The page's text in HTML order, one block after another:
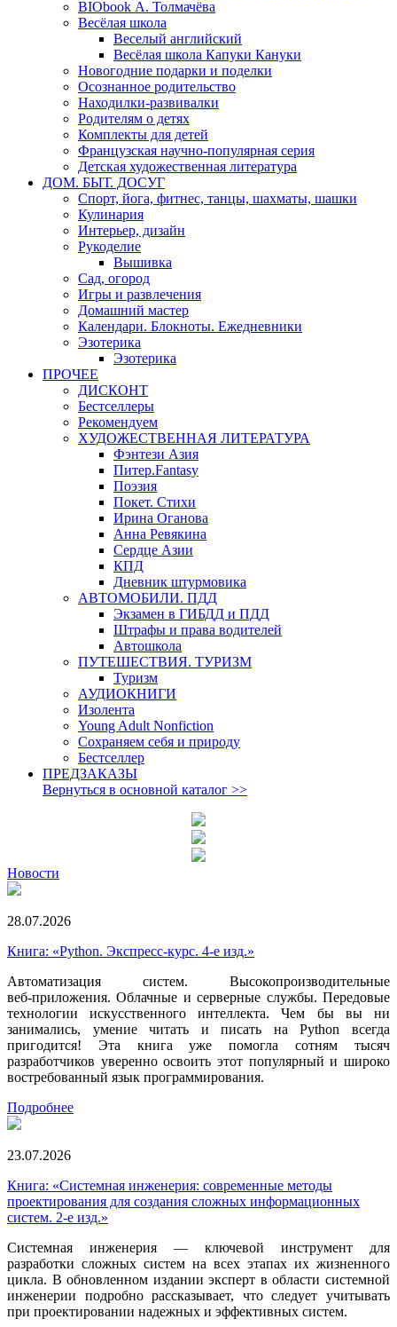
BIObook А. Толмачёва
Весёлая школа
Веселый английский
Весёлая школа Капуки Кануки
Новогодние подарки и поделки
Осознанное родительство
Находилки-развивалки
Родителям о детях
Комплекты для детей
Французская научно-популярная серия
Детская художественная литература
ДОМ. БЫТ. ДОСУГ
Спорт, йога, фитнес, танцы, шахматы, шашки
Кулинария
Интерьер, дизайн
Рукоделие
Вышивка
Сад, огород
Игры и развлечения
Домашний мастер
Календари. Блокноты. Ежедневники
Эзотерика
Эзотерика
ПРОЧЕЕ
ДИСКОНТ
Бестселлеры
Рекомендуем
ХУДОЖЕСТВЕННАЯ ЛИТЕРАТУРА
Фэнтези Азия
Питер.Fantasy
Поэзия
Покет. Стихи
Ирина Оганова
Анна Ревякина
Сердце Азии
КПД
Дневник штурмовика
АВТОМОБИЛИ. ПДД
Экзамен в ГИБДД и ПДД
Штрафы и права водителей
Автошкола
ПУТЕШЕСТВИЯ. ТУРИЗМ
Туризм
АУДИОКНИГИ
Изолента
Young Adult Nonfiction
Сохраняем себя и природу
Бестселлер
ПРЕДЗАКАЗЫ
Вернуться в основной каталог >>
Новости
28.07.2026
Книга: «Python. Экспресс‑курс. 4-е изд.»
Автоматизация систем. Высокопроизводительные
веб‑приложения. Облачные и серверные службы. Передовые
технологии искусственного интеллекта. Чем бы вы ни
занимались, умение читать и писать на Python всегда
пригодится! Эта книга уже помогла сотням тысяч
разработчиков уверенно освоить этот популярный и широко
востребованный язык программирования.
Подробнее
23.07.2026
Книга: «Системная инженерия: современные методы
проектирования для создания сложных информационных
систем. 2-е изд.»
Системная инженерия — ключевой инструмент для
разработки сложных систем на всех этапах их жизненного
цикла. В обновленном издании эксперт в области системной
инженерии подробно рассказывает, что следует учитывать
при проектировании надежных и эффективных систем.